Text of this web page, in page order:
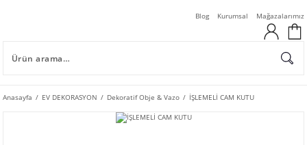
Blog Kurumsal Mağazalarımız
Anasayfa EV DEKORASYON Dekoratif Obje & Vazo İŞLEMELİ CAM KUTU